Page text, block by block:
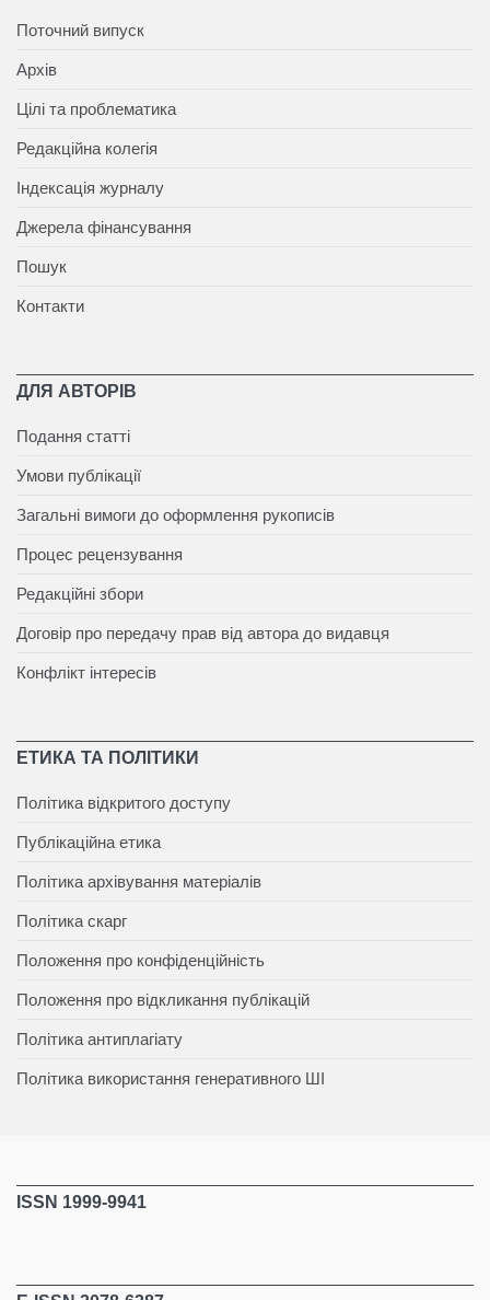
Поточний випуск
Архів
Цілі та проблематика
Редакційна колегія
Індексація журналу
Джерела фінансування
Пошук
Контакти
ДЛЯ АВТОРІВ
Подання статті
Умови публікації
Загальні вимоги до оформлення рукописів
Процес рецензування
Редакційні збори
Договір про передачу прав від автора до видавця
Конфлікт інтересів
ЕТИКА ТА ПОЛІТИКИ
Політика відкритого доступу
Публікаційна етика
Політика архівування матеріалів
Політика скарг
Положення про конфіденційність
Положення про відкликання публікацій
Політика антиплагіату
Політика використання генеративного ШІ
ISSN 1999-9941